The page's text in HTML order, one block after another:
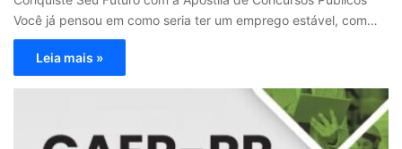
Você já pensou em como seria ter um emprego estável, com…
Leia mais »